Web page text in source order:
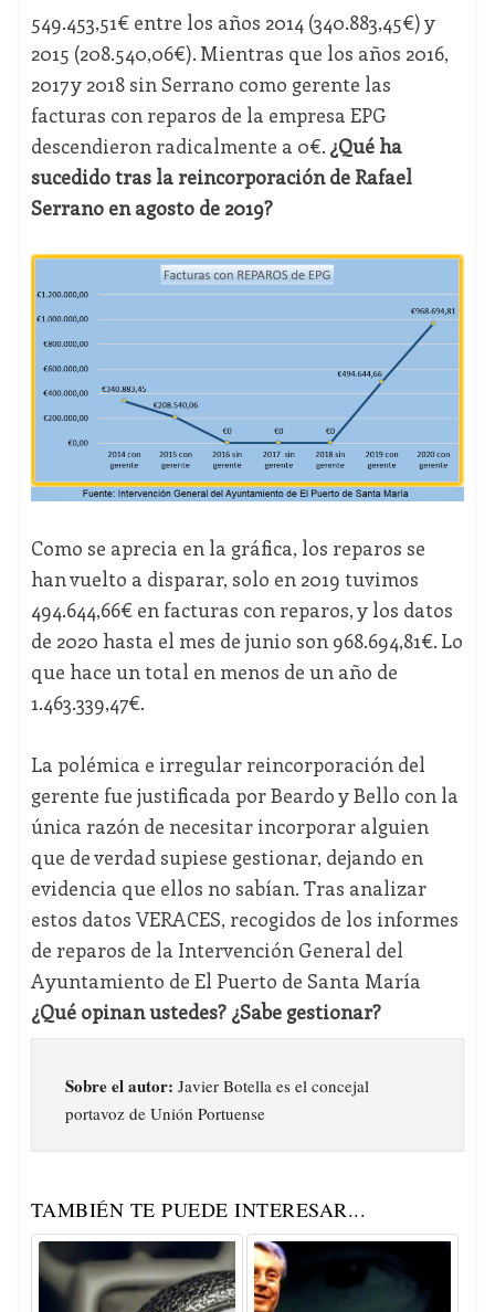
549.453,51€ entre los años 2014 (340.883,45€) y
2015 (208.540,06€). Mientras que los años 2016,
2017 y 2018 sin Serrano como gerente las
facturas con reparos de la empresa EPG
descendieron radicalmente a 0€. ¿Qué ha
sucedido tras la reincorporación de Rafael
Serrano en agosto de 2019?
Como se aprecia en la gráfica, los reparos se
han vuelto a disparar, solo en 2019 tuvimos
494.644,66€ en facturas con reparos, y los datos
de 2020 hasta el mes de junio son 968.694,81€. Lo
que hace un total en menos de un año de
1.463.339,47€.
La polémica e irregular reincorporación del
gerente fue justificada por Beardo y Bello con la
única razón de necesitar incorporar alguien
que de verdad supiese gestionar, dejando en
evidencia que ellos no sabían. Tras analizar
estos datos VERACES, recogidos de los informes
de reparos de la Intervención General del
Ayuntamiento de El Puerto de Santa María
¿Qué opinan ustedes? ¿Sabe gestionar?
Sobre el autor: Javier Botella es el concejal
portavoz de Unión Portuense
TAMBIÉN TE PUEDE INTERESAR...